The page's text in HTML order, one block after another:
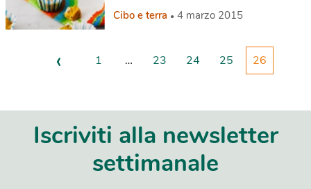
Cibo e terra 4 marzo 2015
‹ 1 … 23 24 25 26
Iscriviti alla newsletter
settimanale